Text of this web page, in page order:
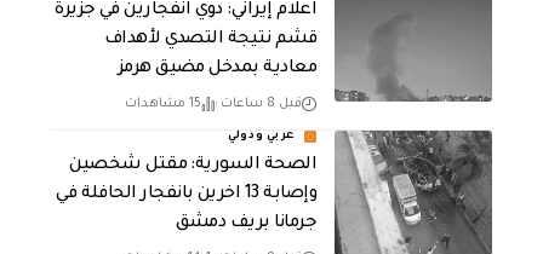
اعلام إيراني: دوي انفجارين في جزيرة
قشم نتيجة التصدي لأهداف
معادية بمدخل مضيق هرمز
قبل 8 ساعات 15 مشاهدات
عربي ودولي
الصحة السورية: مقتل شخصين
وإصابة 13 اخرين بانفجار الحافلة في
جرمانا بريف دمشق